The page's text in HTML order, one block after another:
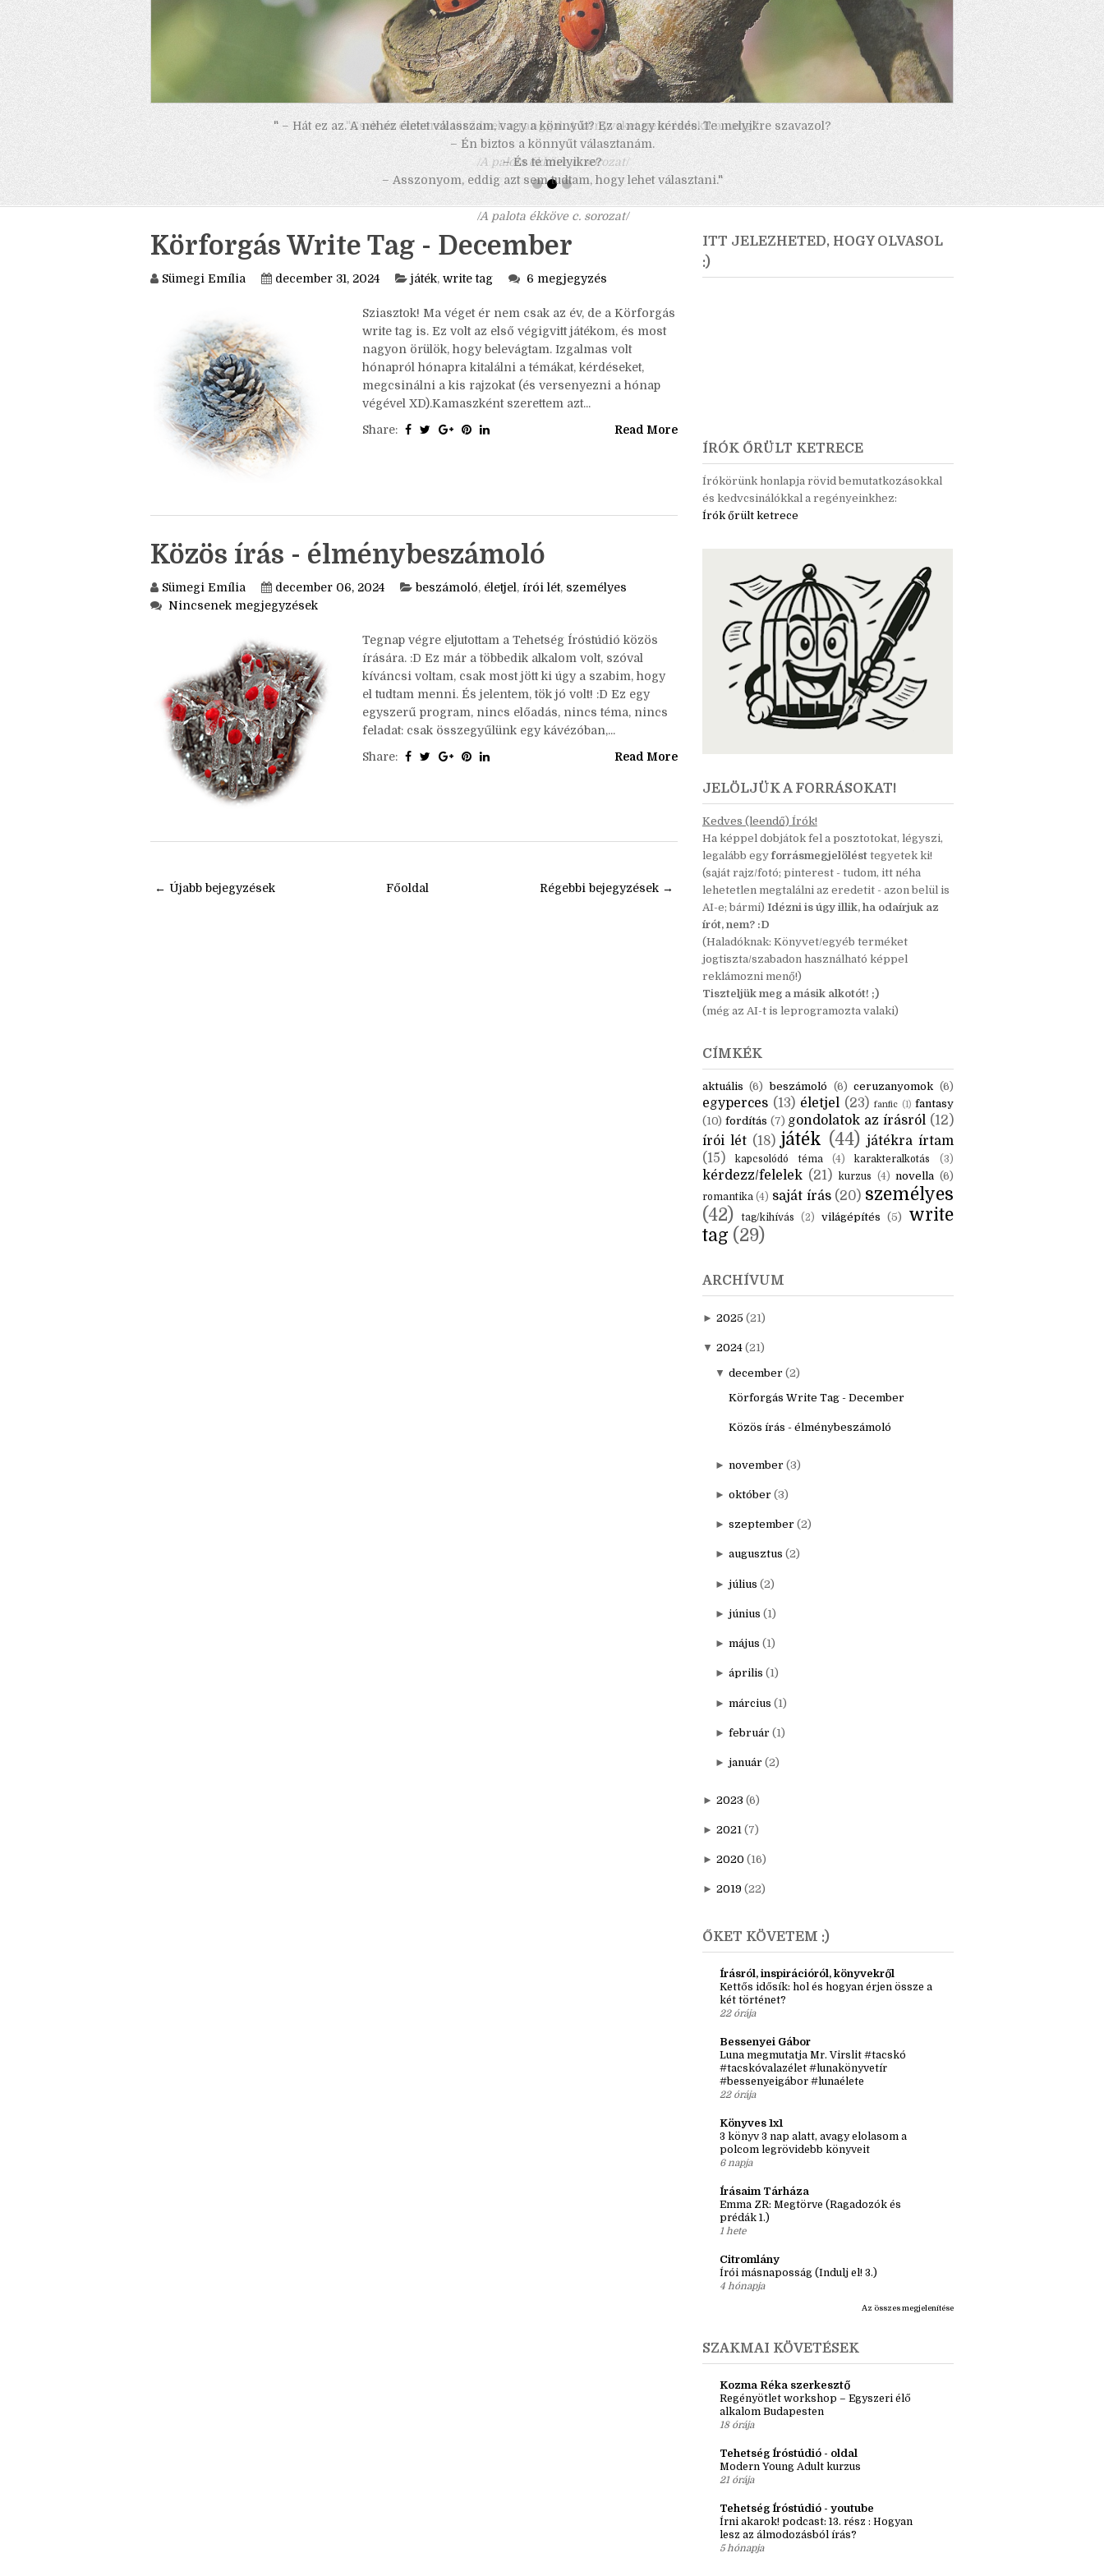
" – Hát ez az. A nehéz életet válasszam, vagy a könnyűt? Ez a nagy kérdés. Te melyikre szavazol?
– Én biztos a könnyűt választanám.
– És te melyikre?
– Asszonyom, eddig azt sem tudtam, hogy lehet választani."
/A palota ékköve c. sorozat/
Körforgás Write Tag - December
Sümegi Emília december 31, 2024 játék,write tag 6 megjegyzés
Sziasztok! Ma véget ér nem csak az év, de a Körforgás
write tag is. Ez volt az első végigvitt játékom, és most
nagyon örülök, hogy belevágtam. Izgalmas volt
hónapról hónapra kitalálni a témákat, kérdéseket,
Közös írás - élménybeszámoló
Sümegi Emília december 06, 2024 beszámoló,életjel,írói lét, személyes
Nincsenek megjegyzések
Tegnap végre eljutottam a Tehetség Íróstúdió közös
írására. :D Ez már a többedik alkalom volt, szóval
kíváncsi voltam, csak most jött ki úgy a szabim, hogy
el tudtam menni. És jelentem, tök jó volt! :D Ez egy
egyszerű program, nincs előadás, nincs téma, nincs
ÍRÓK ŐRÜLT KETRECE
JELÖLJÜK A FORRÁSOKAT!
Kedves (leendő) Írók!
Ha képpel dobjátok fel a posztotokat, légyszi,
legalább egyforrásmegjelölésttegyetek ki!
(saját rajz/fotó; pinterest - tudom, itt néha
lehetetlen megtalálni az eredetit - azon belül is
AI-e; bármi)Idézni is úgy illik, ha odaírjuk az
írót, nem? :D
(Haladóknak: Könyvet/egyéb terméket
jogtiszta/szabadon használható képpel
Tiszteljük meg a másik alkotót! ;)
CÍMKÉK
aktuális (6) beszámoló (6) ceruzanyomok (6)
egyperces (13) életjel (23) fanfic (1) fantasy
(10) fordítás (7) gondolatok az írásról (12)
írói lét
(18) játék (44) játékra írtam
(15)
kapcsolódó téma (4) karakteralkotás (3)
kérdezz/felelek
tag/kihívás
tag (29)
2025 (21)
2024 (21)
▼december (2)
► november (3)
► október (3)
► szeptember
► augusztus
► július (2)
► június (1)
► május (1)
► április (1)
► március (1)
► 2023 (6)
► 2021 (7)
►2019 (22)
ŐKET KÖVETEM :)
Kettős idősík: hol és hogyan érjen össze a
két történet?
22 órája
Bessenyei Gábor
#tacskóvalazélet #lunakönyvetír
#bessenyeigábor #lunaélete
22 órája
3 könyv 3 nap alatt, avagy elolasom a
polcom legrövidebb könyveit
6 napja
Emma ZR: Megtörve (Ragadozók és
prédák 1.)
1 hete
4 hónapja
Az összes megjelenítése
SZAKMAI KÖVETÉSEK
Regényötlet workshop – Egyszeri élő
alkalom Budapesten
18 órája
Tehetség Íróstúdió - oldal
Modern Young Adult kurzus
21 órája